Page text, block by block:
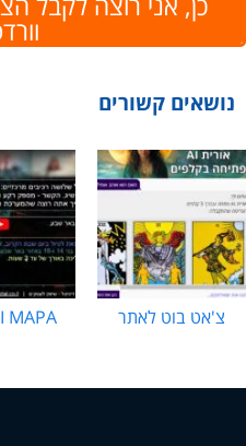
נושאים קשורים
צ'אט בוט לאתר MAPA